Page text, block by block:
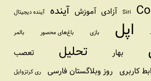
Siri آزادی آموزش آینده آینده دیجیتال
اپل بازی باغ‌های محصور بالمر
بهار تحلیل تعصب
کاربری روز وبلاگستان فارسی ری کرتزوایل